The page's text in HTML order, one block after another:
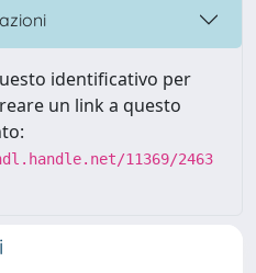
identificativo per
un link a questo
11369/2463